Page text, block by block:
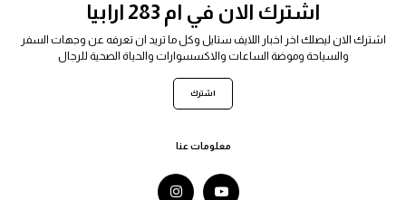
اشترك الان في ام 283 ارابيا
اشترك الان ليصلك اخر اخبار اللايف ستايل وكل ما تريد ان تعرفه عن وجهات السفر
والسياحة وموضة الساعات والاكسسوارات والحياة الصحية للرجال
اشترك
معلومات عنا